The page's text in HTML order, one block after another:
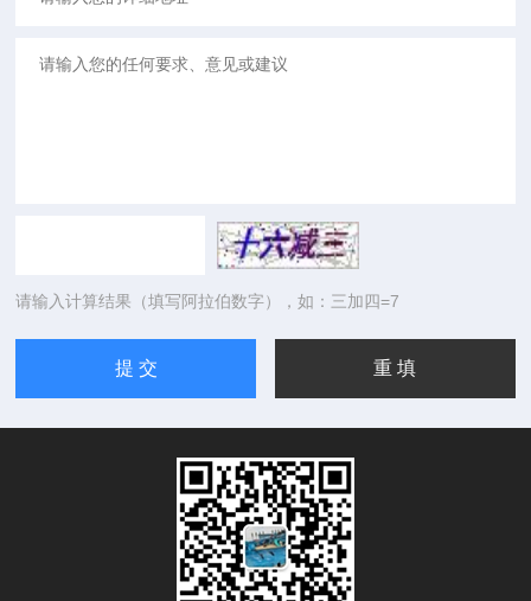
请输入计算结果（填写阿拉伯数字），如：三加四=7